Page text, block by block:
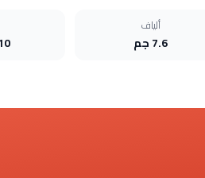
ألياف
7.6 جم